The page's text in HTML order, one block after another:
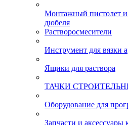
Монтажный пистолет
дюбеля
Растворосмесители
Инструмент для вязки
Ящики для раствора
ТАЧКИ
Оборудование для
Запчасти и аксессуары